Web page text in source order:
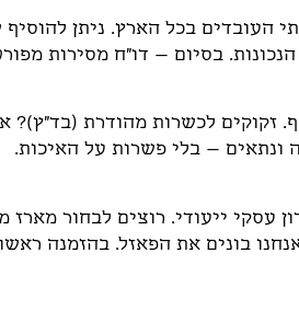
העובדים בכל הארץ. ניתן להוסיף
בסיום – דו"ח מסירות
זקוקים לכשרות מהודרת (בד"ץ)?
ונתאים – בלי פשרות על האיכות.
עסקי ייעודי. רוצים לבחור מארז
בונים את הפאזל. בהזמנה